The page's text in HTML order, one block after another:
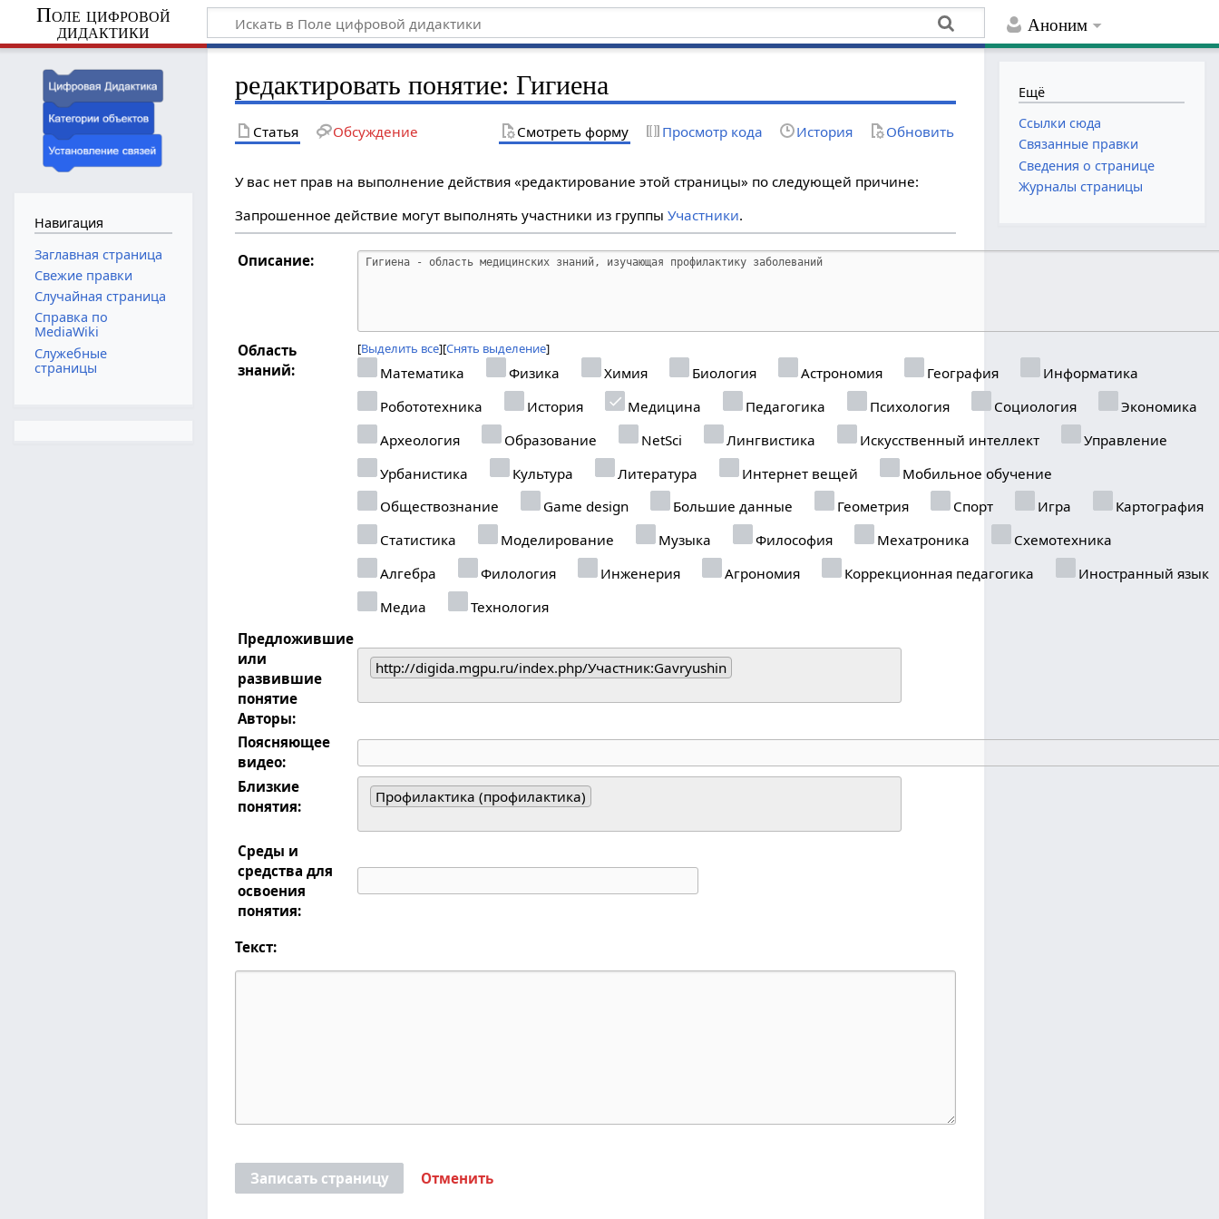
Аноним
Поле цифровой
дидактики
редактировать понятие: Гигиена
Статья Обсуждение Смотреть форму Просмотр кода История Обновить
У вас нет прав на выполнение действия «редактирование этой страницы» по следующей причине:
Запрошенное действие могут выполнять участники из группыУчастники.
Описание:
Область
знаний:
Выделить все Снять выделение
Математика Физика Химия Биология Астрономия География
Информатика
Робототехника
История Медицина Педагогика Психология Социология
Экономика
Археология
Образование NetSci Лингвистика Искусственный интеллект
Управление
Урбанистика
Культура Литература Интернет вещей
Мобильное обучение
Обществознание
Game design Большие данные Геометрия Спорт Игра
Картография
Статистика
Моделирование Музыка Философия Мехатроника
Схемотехника
Алгебра
Филология Инженерия Агрономия Коррекционная педагогика
Иностранный язык
Медиа
Технология
Предложившие
или
развившие
понятие
Авторы:
http://digida.mgpu.ru/index.php/Участник:Gavryushin
Поясняющее
видео:
Близкие
понятия:
Профилактика (профилактика)
Среды и
средства для
освоения
понятия:
Текст:
Записать страницу Отменить
Навигация
Заглавная страница
Свежие правки
Случайная страница
Справка по
MediaWiki
Служебные
страницы
Ещё
Ссылки сюда
Связанные правки
Сведения о странице
Журналы страницы